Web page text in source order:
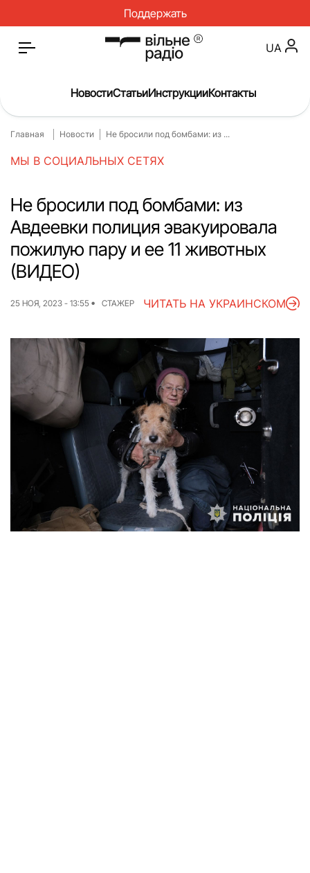
Поддержать
Главная
О нас
Инструкции
Спорт
Интервью
Досье
Репортаж
Блог
Спецпроекты
Архив проектов
Команда
Авторы
Редакционная
политика
UA
НовостиСтатьиИнструкцииКонтакты
Главная Новости Не бросили под бомбами: из ...
МЫ В СОЦИАЛЬНЫХ СЕТЯХ
Не бросили под бомбами: из
Авдеевки полиция эвакуировала
пожилую пару и ее 11 животных
(ВИДЕО)
25 НОЯ, 2023 - 13:55 СТАЖЕР ЧИТАТЬ НА УКРАИНСКОМ